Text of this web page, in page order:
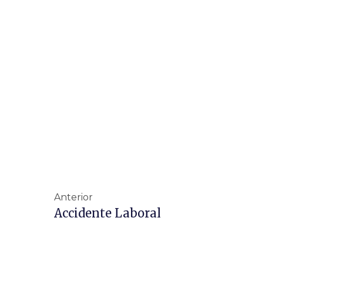
Anterior
Accidente Laboral